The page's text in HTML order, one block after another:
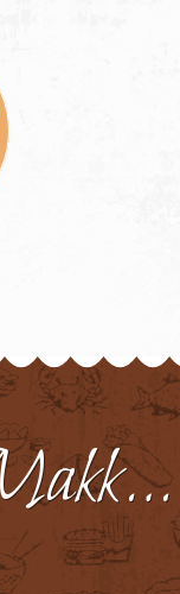
Griechischer Makkaroni-Hackfleisch-Auflauf